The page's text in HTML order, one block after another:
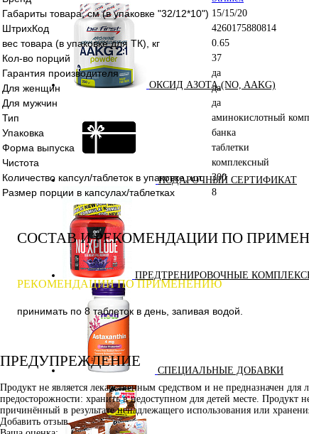
ОКСИД АЗОТА (NO, AAKG)
ПОДАРОЧНЫЙ СЕРТИФИКАТ
ПРЕДТРЕНИРОВОЧНЫЕ
СПЕЦИАЛЬНЫЕ ДОБАВКИ
Габариты товара, см (в упаковке "32/12*10") 15/15/20
ШтрихКод 4260175880814
вес товара (в упаковке для ТК), кг 0.65
Кол-во порций 37
Гарантия производителя да
Для женщин да
Для мужчин да
Тип аминокислотный
Упаковка банка
Форма выпуска таблетки
Чистота комплексный
Количество капсул/таблеток в упаковке, шт. 300
Размер порции в капсулах/таблетках 8
СОСТАВ И РЕКОМЕНДАЦИИ ПО
РЕКОМЕНДАЦИИ ПО ПРИМЕНЕНИЮ
принимать по 8 таблеток в день, запивая водой.
ПРЕДУПРЕЖДЕНИЕ
Продукт не является лекарственным средством и не предназначен
предосторожности: хранить в недоступном для детей месте. Продукт
причинённый в результате ненадлежащего использования или
Добавить отзыв